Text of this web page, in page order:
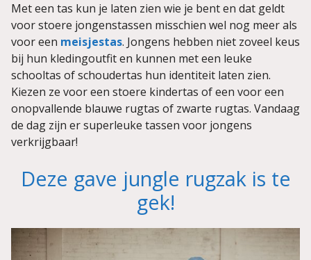
Met een tas kun je laten zien wie je bent en dat geldt
voor stoere jongenstassen misschien wel nog meer als
voor een meisjestas. Jongens hebben niet zoveel keus
bij hun kledingoutfit en kunnen met een leuke
schooltas of schoudertas hun identiteit laten zien.
Kiezen ze voor een stoere kindertas of een voor een
onopvallende blauwe rugtas of zwarte rugtas. Vandaag
de dag zijn er superleuke tassen voor jongens
verkrijgbaar!
Deze gave jungle rugzak is te
gek!